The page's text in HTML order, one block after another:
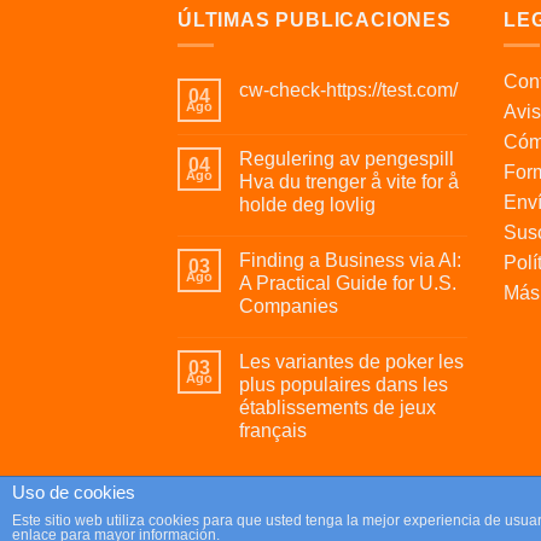
ÚLTIMAS PUBLICACIONES
04
Ago
cw-check-https://test.com/
04
Ago
Regulering av pengespill
Hva du trenger å vite for å
holde deg lovlig
03
Ago
Finding a Business via AI:
A Practical Guide for U.S.
Companies
03
Ago
Les variantes de poker les
plus populaires dans les
établissements de jeux
français
Copyright 2026 ©Parafrikis.com
Uso de cookies
Este sitio web utiliza cookies para que usted tenga la mejor experiencia de
enlace para mayor información.